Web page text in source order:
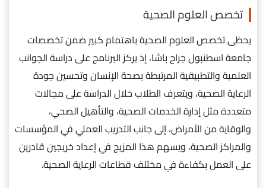
تخصص العلوم الصحية
يحظى تخصص العلوم الصحية باهتمام كبير ضمن تخصصات
جامعة اسطنبول جراح باشا، إذ يركز البرنامج على دراسة الجوانب
العلمية والتطبيقية المرتبطة بصحة الإنسان وتحسين جودة
الرعاية الصحية، ويتعرف الطلاب خلال الدراسة على مجالات
متعددة مثل إدارة الخدمات الصحية، والتأهيل الصحي،
والوقاية من الأمراض، إلى جانب التدريب العملي في المؤسسات
والمراكز الصحية، ويسهم هذا المزيج في إعداد خريجين قادرين
على العمل بكفاءة في مختلف قطاعات الرعاية الصحية.